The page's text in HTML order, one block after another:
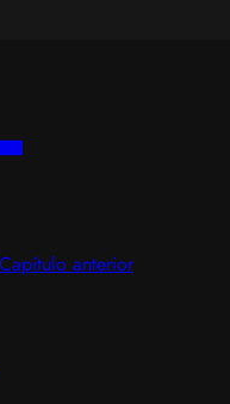
Capítulo anterior